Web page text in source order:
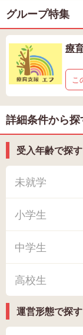
グループ特集
療
こ
詳細条件から探
受入年齢で探す
未就学
小学生
中学生
高校生
運営形態で探す